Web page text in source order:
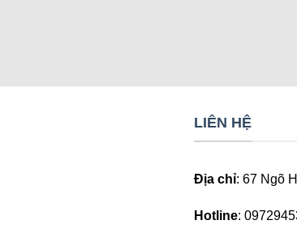
về các trận đấu sắp diễn ra. Người dùng có thể
địa điểm, kênh phát sóng và đội hình dự kiến.
trước khi đặt cược. Nó là công cụ không thể thiếu
LIÊN HỆ
Địa chỉ: 67 Ngõ
Hotline: